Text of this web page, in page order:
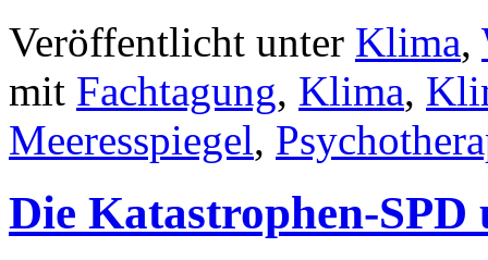
Veröffentlicht unter Klima,
mit Fachtagung, Klima,
Meeresspiegel,
Die Katastrophen-